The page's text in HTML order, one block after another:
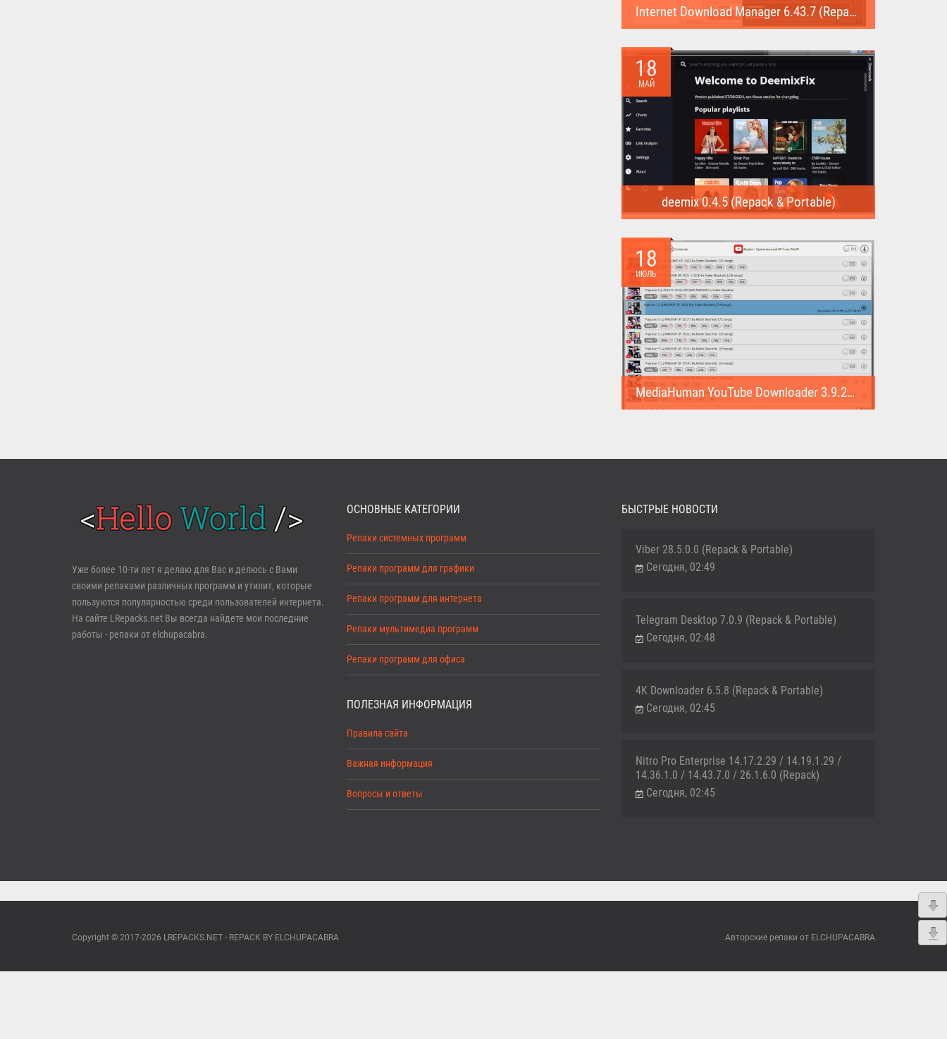
Internet Download Manager 6.43.7 (Repack)
предназначена для...
18
МАЙ
deemix 0.4.5 (Repack & Portable)
скачивать треки...
18
ИЮЛЬ
MediaHuman YouTube Downloader 3.9.22 (1007) (Repack & Portable)
Войти
Регистрация
Забыли пароль?
Уже более 10-ти лет я делаю для Вас и делюсь с Вами
своими репаками различных программ и утилит, которые
пользуются популярностью среди пользователей интернета.
На сайте LRepacks.net Вы всегда найдете мои последние
работы - репаки от elchupacabra.
ОСНОВНЫЕ КАТЕГОРИИ
Репаки системных программ
Репаки программ для графики
Репаки программ для интернета
Репаки мультимедиа программ
Репаки программ для офиса
ПОЛЕЗНАЯ ИНФОРМАЦИЯ
Правила сайта
Важная информация
Вопросы и ответы
БЫСТРЫЕ НОВОСТИ
Viber 28.5.0.0 (Repack & Portable)
Сегодня, 02:49
Telegram Desktop 7.0.9 (Repack & Portable)
Сегодня, 02:48
4K Downloader 6.5.8 (Repack & Portable)
Сегодня, 02:45
Nitro Pro Enterprise 14.17.2.29 / 14.19.1.29 /
14.36.1.0 / 14.43.7.0 / 26.1.6.0 (Repack)
Сегодня, 02:45
Copyright © 2017-2026 LREPACKS.NET - REPACK BY ELCHUPACABRA Авторские репаки от ELCHUPACABRA